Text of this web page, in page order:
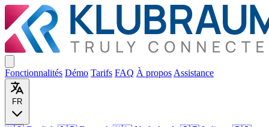
Fonctionnalités Démo Tarifs FAQ À propos Assistance
FR